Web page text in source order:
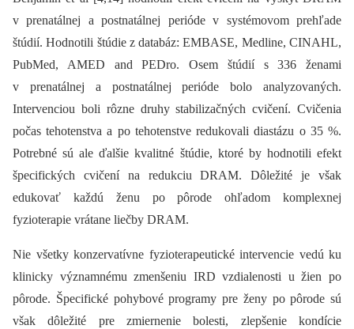
v prenatálnej a postnatálnej perióde v systémovom prehľade
štúdií. Hodnotili štúdie z databáz: EMBASE, Medline, CINAHL,
PubMed, AMED and PEDro. Osem štúdií s 336 ženami
v prenatálnej a postnatálnej perióde bolo analyzovaných.
Intervenciou boli rôzne druhy stabilizačných cvičení. Cvičenia
počas tehotenstva a po tehotenstve redukovali diastázu o 35 %.
Potrebné sú ale ďalšie kvalitné štúdie, ktoré by hodnotili efekt
špecifických cvičení na redukciu DRAM. Dôležité je však
edukovať každú ženu po pôrode ohľadom komplexnej
fyzioterapie vrátane liečby DRAM.
Nie všetky konzervatívne fyzioterapeutické intervencie vedú ku
klinicky významnému zmenšeniu IRD vzdialenosti u žien po
pôrode. Špecifické pohybové programy pre ženy po pôrode sú
však dôležité pre zmiernenie bolesti, zlepšenie kondície